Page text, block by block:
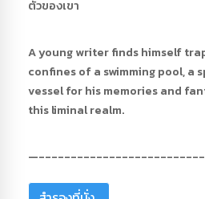
ตัวของเขา
A young writer finds himself
confines of a swimming pool, a
vessel for his memories and
this liminal realm.
—--------------------------